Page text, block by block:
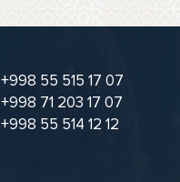
+998 55 515 17 07
+998 71 203 17 07
+998 55 514 12 12